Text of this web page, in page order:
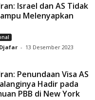
Israel dan AS Tidak
Melenyapkan
- 13 Desember 2023
Penundaan Visa AS
Hadir pada
PBB di New York